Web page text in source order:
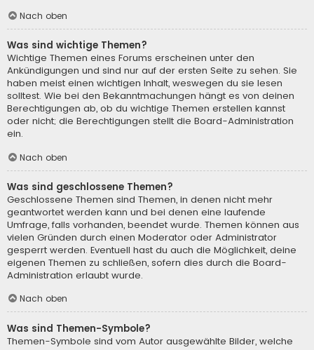
Nach oben
Was sind wichtige Themen?
Wichtige Themen eines Forums erscheinen unter den
Ankündigungen und sind nur auf der ersten Seite zu sehen. Sie
haben meist einen wichtigen Inhalt, weswegen du sie lesen
solltest. Wie bei den Bekanntmachungen hängt es von deinen
Berechtigungen ab, ob du wichtige Themen erstellen kannst
oder nicht; die Berechtigungen stellt die Board-Administration
ein.
Nach oben
Was sind geschlossene Themen?
Geschlossene Themen sind Themen, in denen nicht mehr
geantwortet werden kann und bei denen eine laufende
Umfrage, falls vorhanden, beendet wurde. Themen können aus
vielen Gründen durch einen Moderator oder Administrator
gesperrt werden. Eventuell hast du auch die Möglichkeit, deine
eigenen Themen zu schließen, sofern dies durch die Board-
Administration erlaubt wurde.
Nach oben
Was sind Themen-Symbole?
Themen-Symbole sind vom Autor ausgewählte Bilder, welche